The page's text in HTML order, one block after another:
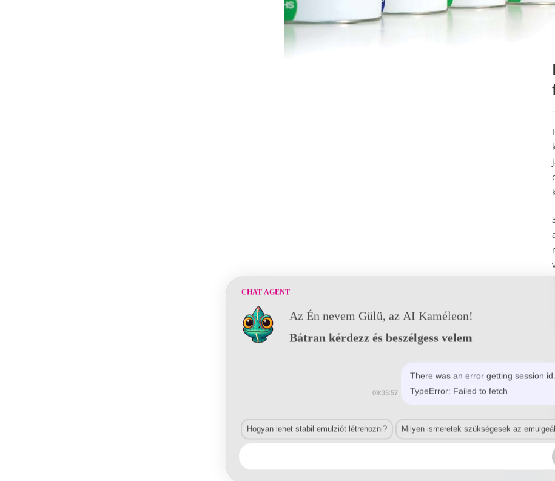
CHAT AGENT
Az Én nevem Gülü, az AI Kaméleon!
Bátran kérdezz és beszélgess velem
There was an error getting session id.
TypeError: Failed to fetch
09:35:57
Hogyan lehet stabil emulziót létrehozni? Milyen ismeretek szükségesek az